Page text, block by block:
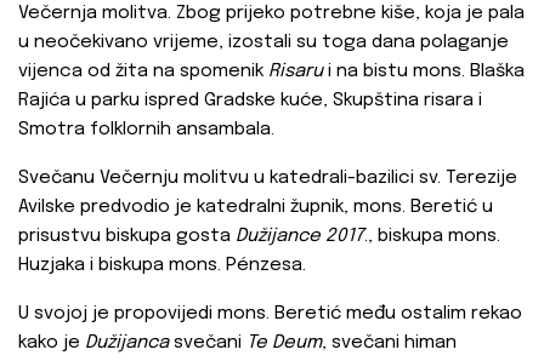
Večernja molitva. Zbog prijeko potrebne kiše, koja je pala
u neočekivano vrijeme, izostali su toga dana polaganje
vijenca od žita na spomenik Risarui na bistu mons. Blaška
Rajića u parku ispred Gradske kuće, Skupština risara i
Smotra folklornih ansambala.
Svečanu Večernju molitvu u katedrali-bazilici sv. Terezije
Avilske predvodio je katedralni župnik, mons. Beretić u
prisustvu biskupa gosta Dužijance 2017., biskupa mons.
Huzjaka i biskupa mons. Pénzesa.
U svojoj je propovijedi mons. Beretić među ostalim rekao
kako je Dužijancasvečani Te Deum, svečani himan